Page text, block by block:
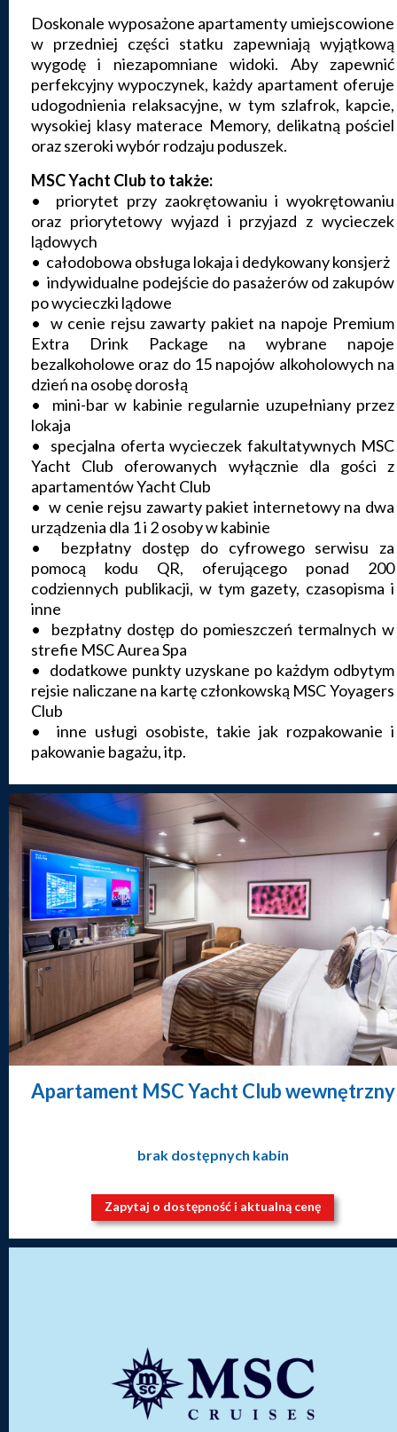
Doskonale wyposażone apartamenty umiejscowione
w przedniej części statku zapewniają wyjątkową
wygodę i niezapomniane widoki. Aby zapewnić
perfekcyjny wypoczynek, każdy apartament oferuje
udogodnienia relaksacyjne, w tym szlafrok, kapcie,
wysokiej klasy materace Memory, delikatną pościel
oraz szeroki wybór rodzaju poduszek.
MSC Yacht Club to także:
• priorytet przy zaokrętowaniu i wyokrętowaniu
oraz priorytetowy wyjazd i przyjazd z wycieczek
lądowych
• całodobowa obsługa lokaja i dedykowany konsjerż
• indywidualne podejście do pasażerów od zakupów
po wycieczki lądowe
• w cenie rejsu zawarty pakiet na napoje Premium
Extra Drink Package na wybrane napoje
bezalkoholowe oraz do 15 napojów alkoholowych na
dzień na osobę dorosłą
• mini-bar w kabinie regularnie uzupełniany przez
lokaja
• specjalna oferta wycieczek fakultatywnych MSC
Yacht Club oferowanych wyłącznie dla gości z
apartamentów Yacht Club
• w cenie rejsu zawarty pakiet internetowy na dwa
urządzenia dla 1 i 2 osoby w kabinie
• bezpłatny dostęp do cyfrowego serwisu za
pomocą kodu QR, oferującego ponad 200
codziennych publikacji, w tym gazety, czasopisma i
inne
• bezpłatny dostęp do pomieszczeń termalnych w
strefie MSC Aurea Spa
• dodatkowe punkty uzyskane po każdym odbytym
rejsie naliczane na kartę członkowską MSC Yoyagers
Club
• inne usługi osobiste, takie jak rozpakowanie i
pakowanie bagażu, itp.
Apartament MSC Yacht Club wewnętrzny
brak dostępnych kabin
Zapytaj o dostępność i aktualną cenę